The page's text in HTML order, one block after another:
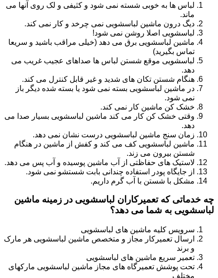
لباس ها به خوبی شسته نمی شود و کثیفی و لک روی آنها می
ماند.
دیگ درون ماشین لباسشویی نمی چرخد و کار نمی کند.
لباسشویی اصلا روشن نمی شود!
ماشین لباسشویی برق می دهد (خیلی مراقب باشید و سریعا
تماس بگیرید)
لباسشویی موقع شستن لباس ها صداهای عجیب غریب می
دهد.
هنگام شستن تکان های شدید و غیر قابل کنترل می کند.
در ماشین لباسشویی بسته نمی شود یا بسته شده دیگر باز
نمی شود.
خشک کن ماشین کار نمی کند.
وقتی خشک کن کار می کند ماشین لباسشویی بسیار صدا می
دهد.
زمان سنج ماشین لباسشویی درست نشان نمی دهد.
ماشین لباسشویی کف می کند و کفش از ماشین در هنگام
شستن بیرون می زند.
لاستیک های حفاظتی از آب ماشین پوسیده و آب پس می دهد.
از جایگاه پودر استفاده چندانی بابت شستشو نمی شود.
مشکل با شستن با آب گرم داریم.
چه خدماتی که تعمیرکاران لباسشویی در زمینه ماشین
لباسشویی به شما می دهد؟
سرویس کلیه ماشین های لباسشویی
ارسال تعمیرکار مجاز و متخصص ماشین لباسشویی هر مارک
و برند
تعمیر سریع ماشین های لباسشویی
تحت پوشش تعمیرگاه های مجاز ماشین لباسشویی مارکهای
مختلف